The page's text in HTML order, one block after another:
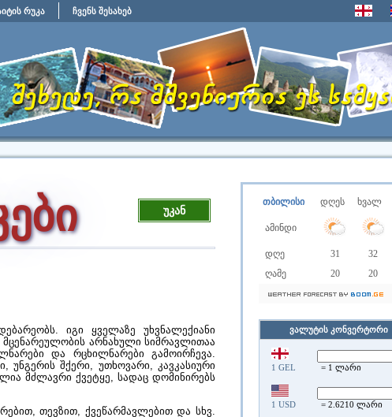
რუკა ჩვენს შესახებ
თბილისი დღეს ხვალ
ამინდი
დღე 31
32
ღამე
20 20
ვალუტის კონვერტორი
1 GEL = 1 ლარი
1 USD = 2.6210 ლარი
უკან
იგი ყველაზე უხვნალექიანი
არნახული სიმრავლითაა
და რცხილნარები გამოირჩევა.
უნგერის შქერი, უთხოვარი, კავკასიური
მძლავრი ქვეტყე, სადაც დომინირებს
თევზით, ქვეწარმავლებით და სხვ.